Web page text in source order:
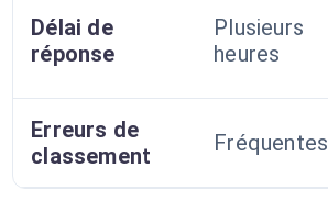
Délai de
réponse
Plusieurs
heures
Erreurs de
classement
Fréquentes